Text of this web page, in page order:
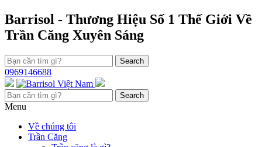
Chuyển
đến
nội
Barrisol - Thương Hiệu Số 1 Thế Giới Về
Trần Căng Xuyên Sáng
Search
0969146688
Search
Menu
Về chúng tôi
Trần Căng